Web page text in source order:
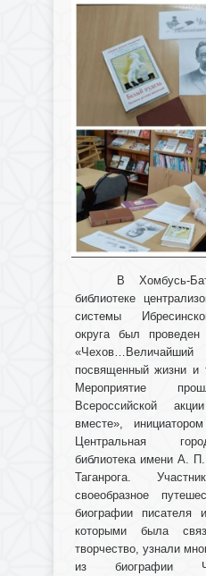
В Хомбусь-
библиотеке
системы
округа был проведен
посвященный жизни и
Мероприятие
Всероссийской
вместе»,
Центральная
библиотека имени А.
Таганрога.
своеобразное
биографии
которыми была
творчество, узнали
из биографии